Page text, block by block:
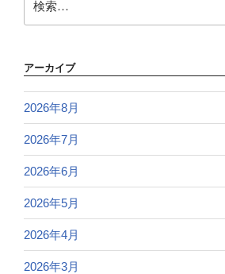
索:
アーカイブ
2026年8月
2026年7月
2026年6月
2026年5月
2026年4月
2026年3月